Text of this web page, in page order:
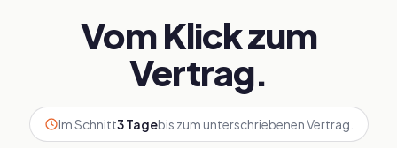
Vom Klick zum
Vertrag.
Im Schnitt3 Tagebis zum unterschriebenen Vertrag.